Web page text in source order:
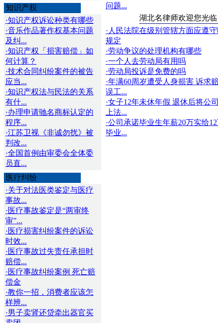
知识产权
·知识产权诉讼种类有哪些
·音乐作品著作权基本问题
及纠...
·知识产权「损害赔偿」如
何计算？
·技术合同纠纷案件的被告
应当...
·知识产权法与民法的关系
有什...
·办理申请驰名商标认定的
程序...
·江苏卫视《非诚勿扰》被
判改...
·全国首例由审委会全体委
员直...
医疗纠纷
·关于对法医类鉴定与医疗
事故...
·医疗事故鉴定是“两审终
审”...
·医疗损害纠纷案件的诉讼
时效...
·医疗事故过失责任承担时
赔偿...
·医疗事故纠纷案例 死亡赔
偿金
·教你一招，消费者应该怎
样辨...
·男子卖肾还贷牵出器官买
问题...
湖北名律师欢迎您光
·人民法院在级别管辖方面应遵
规定
·劳动争议的处理机构有哪些
·一个人去劳动局有用吗
·劳动局投诉是免费的吗
·年满60周岁遭受人身损害 诉求
误工...
·女子12年未休年假 退休后将公
上法...
·公司承诺毕业生年薪20万实给
毕业...